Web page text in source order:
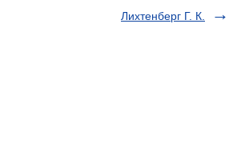
Лихтенберг Г. К.